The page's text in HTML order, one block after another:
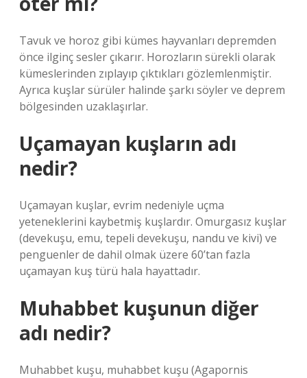
Tavuk ve horoz gibi kümes hayvanları depremden
önce ilginç sesler çıkarır. Horozların sürekli olarak
kümeslerinden zıplayıp çıktıkları gözlemlenmiştir.
Ayrıca kuşlar sürüler halinde şarkı söyler ve deprem
bölgesinden uzaklaşırlar.
Uçamayan kuşların adı
nedir?
Uçamayan kuşlar, evrim nedeniyle uçma
yeteneklerini kaybetmiş kuşlardır. Omurgasız kuşlar
(devekuşu, emu, tepeli devekuşu, nandu ve kivi) ve
penguenler de dahil olmak üzere 60’tan fazla
uçamayan kuş türü hala hayattadır.
Muhabbet kuşunun diğer
adı nedir?
Muhabbet kuşu, muhabbet kuşu (Agapornis